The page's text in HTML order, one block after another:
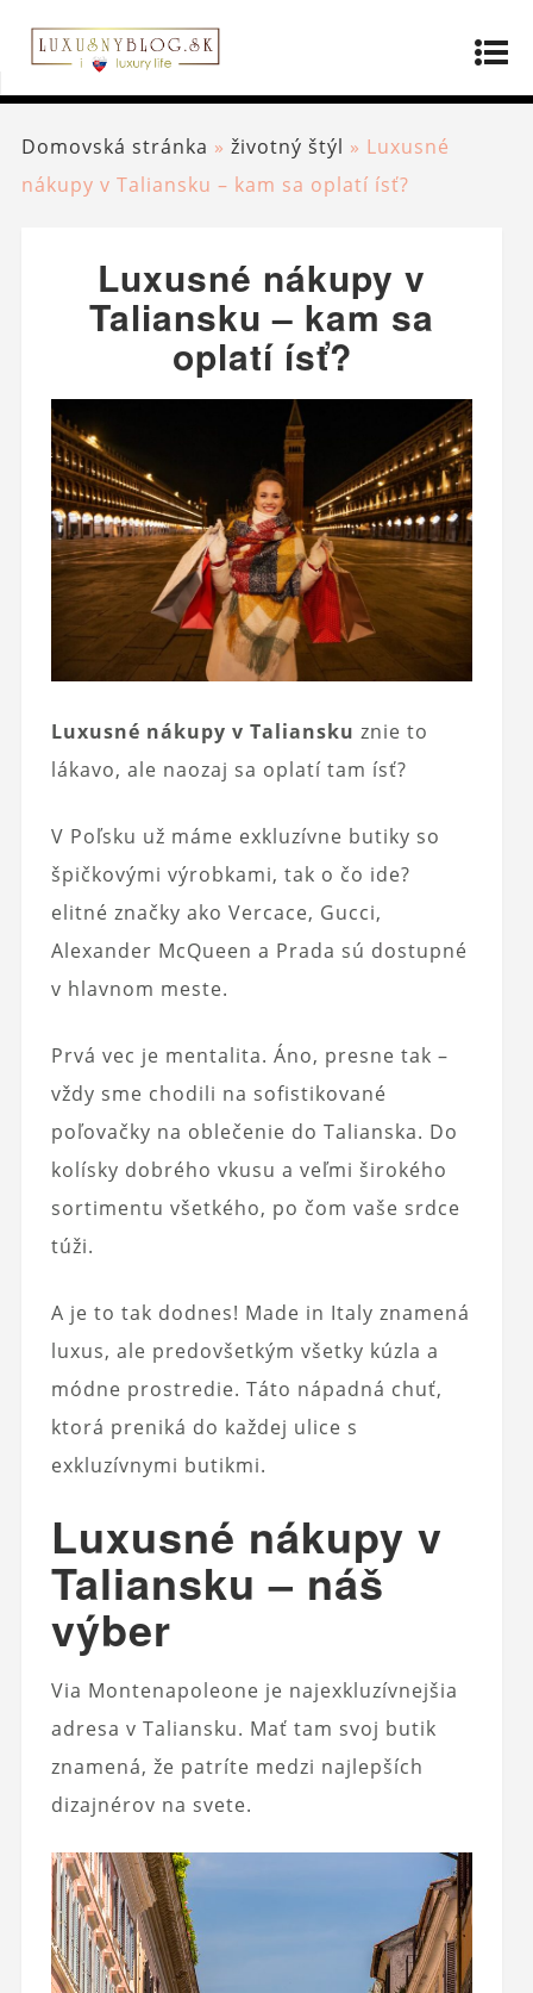
Domovská stránka » životný štýl » Luxusné
nákupy v Taliansku – kam sa oplatí ísť?
Luxusné nákupy v
Taliansku – kam sa
oplatí ísť?
Luxusné nákupy v Taliansku znie to
lákavo, ale naozaj sa oplatí tam ísť?
V Poľsku už máme exkluzívne butiky so
špičkovými výrobkami, tak o čo ide?
elitné značky ako Vercace, Gucci,
Alexander McQueen a Prada sú dostupné
v hlavnom meste.
Prvá vec je mentalita. Áno, presne tak –
vždy sme chodili na sofistikované
poľovačky na oblečenie do Talianska. Do
kolísky dobrého vkusu a veľmi širokého
sortimentu všetkého, po čom vaše srdce
túži.
A je to tak dodnes! Made in Italy znamená
luxus, ale predovšetkým všetky kúzla a
módne prostredie. Táto nápadná chuť,
ktorá preniká do každej ulice s
exkluzívnymi butikmi.
Luxusné nákupy v
Taliansku – náš
výber
Via Montenapoleone je najexkluzívnejšia
adresa v Taliansku. Mať tam svoj butik
znamená, že patríte medzi najlepších
dizajnérov na svete.